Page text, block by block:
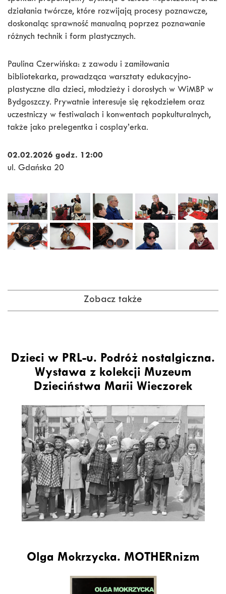
działania twórcze, które rozwijają procesy poznawcze,
doskonaląc sprawność manualną poprzez poznawanie
różnych technik i form plastycznych.
Paulina Czerwińska: z zawodu i zamiłowania
bibliotekarka, prowadząca warsztaty edukacyjno-
plastyczne dla dzieci, młodzieży i dorosłych w WiMBP w
Bydgoszczy. Prywatnie interesuje się rękodziełem oraz
uczestniczy w festiwalach i konwentach popkulturalnych,
także jako prelegentka i cosplay’erka.
02.02.2026 godz. 12:00
ul. Gdańska 20
Zobacz także
Dzieci w PRL-u. Podróż nostalgiczna.
Wystawa z kolekcji Muzeum
Dzieciństwa Marii Wieczorek
Olga Mokrzycka. MOTHERnizm